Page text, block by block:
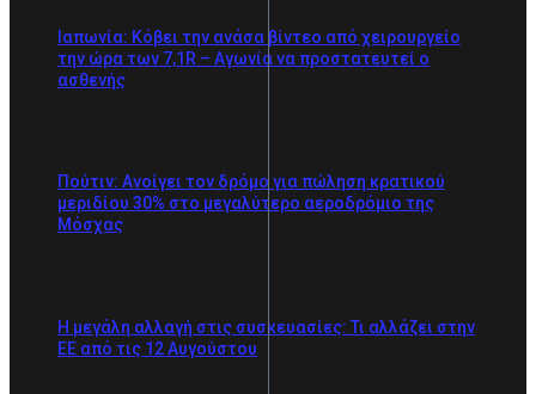
Ιαπωνία: Κόβει την ανάσα βίντεο από χειρουργείο
την ώρα των 7,1R – Αγωνία να προστατευτεί ο
ασθενής
Πούτιν: Ανοίγει τον δρόμο για πώληση κρατικού
μεριδίου 30% στο μεγαλύτερο αεροδρόμιο της
Μόσχας
Η μεγάλη αλλαγή στις συσκευασίες: Τι αλλάζει στην
ΕΕ από τις 12 Αυγούστου